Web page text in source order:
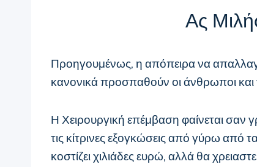
Ας
Προηγουμένως, η απόπειρα να
κανονικά προσπαθούν οι άνθρωποι και
Η Χειρουργική επέμβαση φαίνεται σαν
τις κίτρινες εξογκώσεις από γύρω από
κοστίζει χιλιάδες ευρώ, αλλά θα